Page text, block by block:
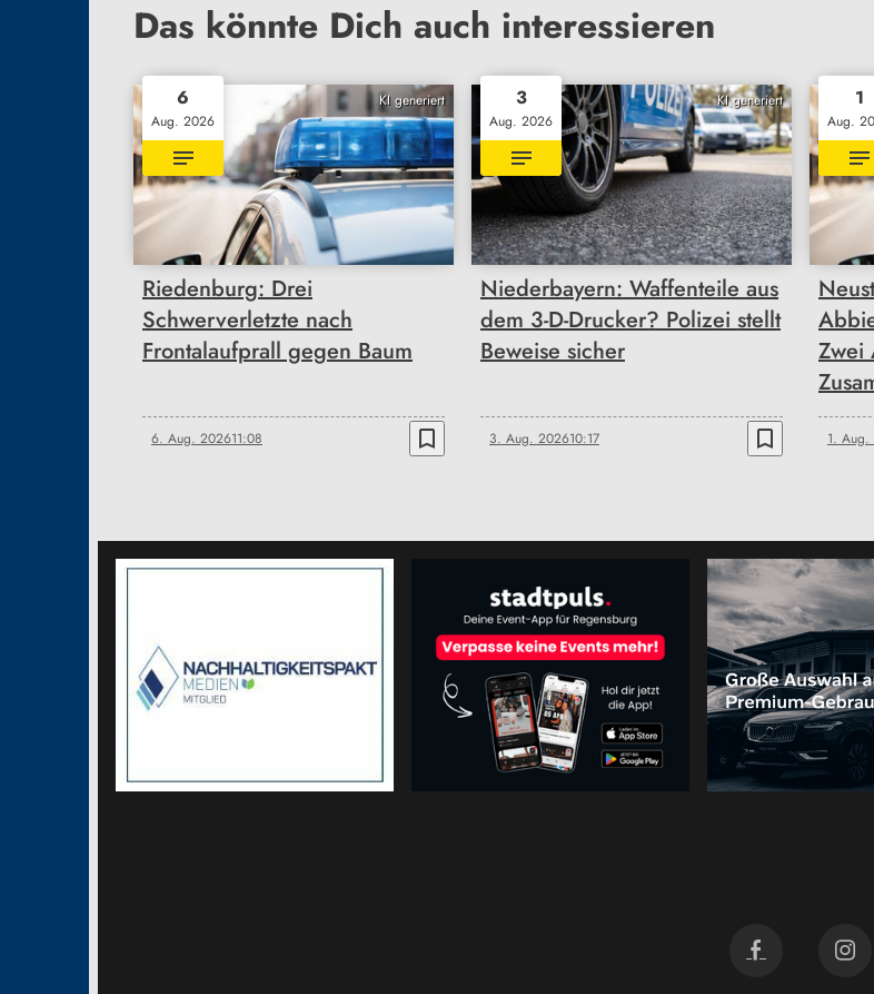
Das könnte Dich auch interessieren
KI generiert
6
Aug. 2026
Riedenburg: Drei
Schwerverletzte nach
Frontalaufprall gegen Baum
6. Aug. 202611:08 bookmark_border
KI generiert
3
Aug. 2026
Niederbayern: Waffenteile aus
dem 3-D-Drucker? Polizei stellt
Beweise sicher
3. Aug. 202610:17 bookmark_border
1
Aug.
Zwei
1.